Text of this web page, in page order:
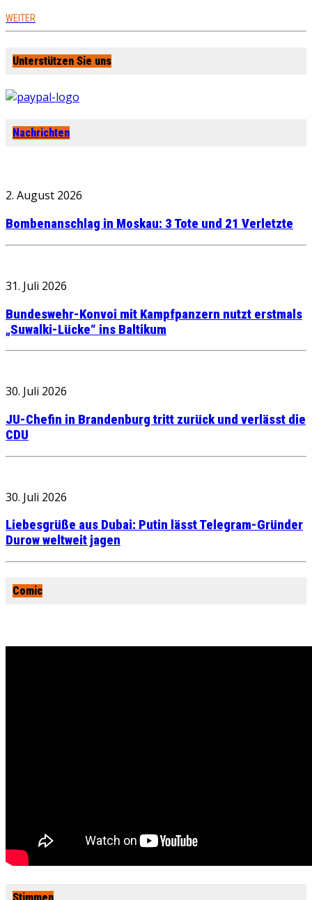
WEITER
Unterstützen Sie uns
Nachrichten
2. August 2026
Bombenanschlag in Moskau: 3 Tote und 21 Verletzte
31. Juli 2026
Bundeswehr-Konvoi mit Kampfpanzern nutzt erstmals
„Suwalki-Lücke“ ins Baltikum
30. Juli 2026
JU-Chefin in Brandenburg tritt zurück und verlässt die
CDU
30. Juli 2026
Liebesgrüße aus Dubai: Putin lässt Telegram-Gründer
Durow weltweit jagen
Comic